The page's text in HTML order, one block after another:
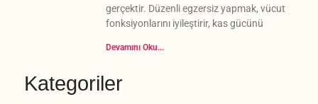
gerçektir. Düzenli egzersiz yapmak, vücut
fonksiyonlarını iyileştirir, kas gücünü
Devamını Oku...
Kategoriler